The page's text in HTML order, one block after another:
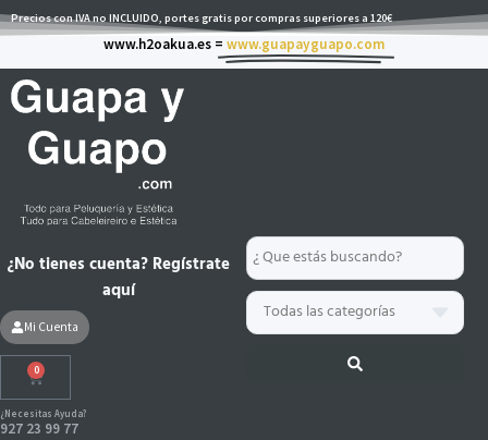
Ir
al
contenido
Precios con IVA no INCLUIDO, portes gratis por compras superiores a 120€
www.h2oakua.es = www.guapayguapo.com
Search
...
¿No tienes cuenta? Regístrate
aquí
Mi Cuenta
0
Carrito
¿Necesitas Ayuda?
927 23 99 77